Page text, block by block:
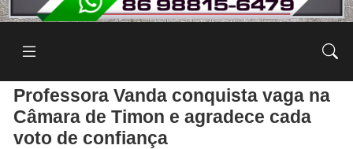
Professora Vanda conquista vaga na
Câmara de Timon e agradece cada
voto de confiança